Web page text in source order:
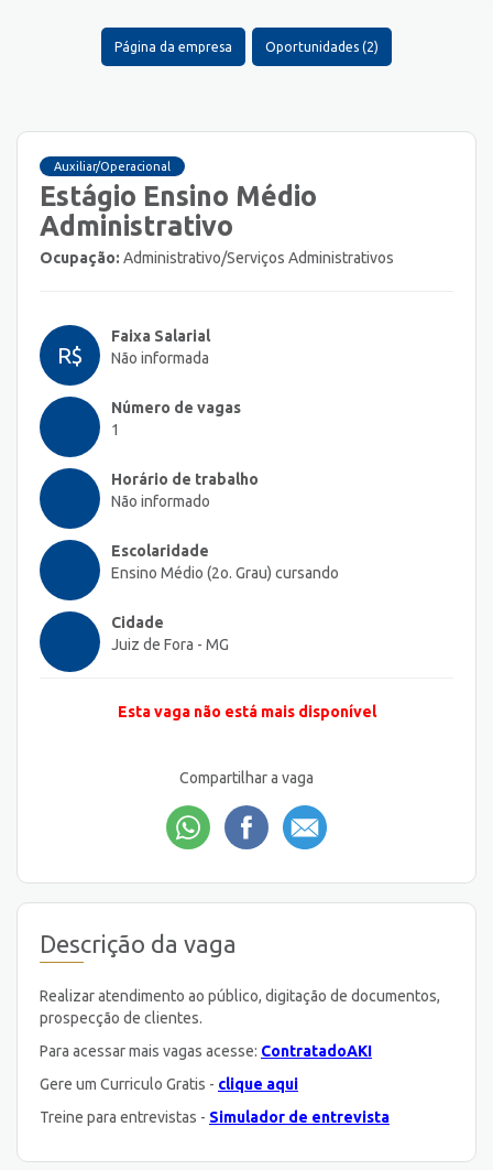
Página da empresa Oportunidades (2)
Auxiliar/Operacional
Estágio Ensino Médio
Administrativo
Ocupação: Administrativo/Serviços Administrativos
R$
Faixa Salarial
Não informada
Número de vagas
1
Horário de trabalho
Não informado
Escolaridade
Ensino Médio (2o. Grau) cursando
Cidade
Juiz de Fora - MG
Esta vaga não está mais disponível
Compartilhar a vaga
Descrição da vaga
Realizar atendimento ao público, digitação de documentos,
prospecção de clientes.
Para acessar mais vagas acesse: ContratadoAKI
Gere um Curriculo Gratis - clique aqui
Treine para entrevistas - Simulador de entrevista